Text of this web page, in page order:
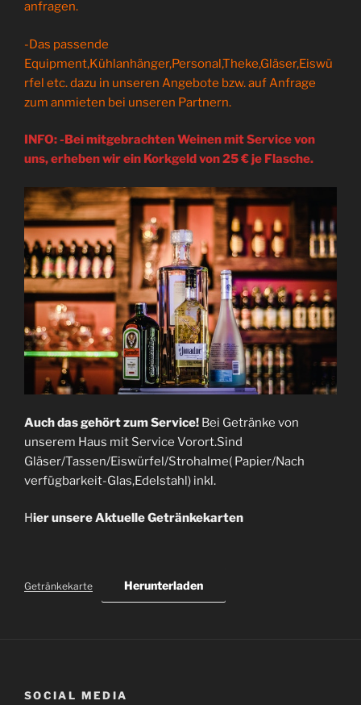
anfragen.
-Das passende
Equipment,Kühlanhänger,Personal,Theke,Gläser,Eiswü
rfel etc. dazu in unseren Angebote bzw. auf Anfrage
zum anmieten bei unseren Partnern.
INFO: -Bei mitgebrachten Weinen mit Service von
uns, erheben wir ein Korkgeld von 25 € je Flasche.
Auch das gehört zum Service! Bei Getränke von
unserem Haus mit Service Vorort.Sind
Gläser/Tassen/Eiswürfel/Strohalme( Papier/Nach
verfügbarkeit-Glas,Edelstahl) inkl.
Hier unsere Aktuelle Getränkekarten
Getränkekarte Herunterladen
SOCIAL MEDIA